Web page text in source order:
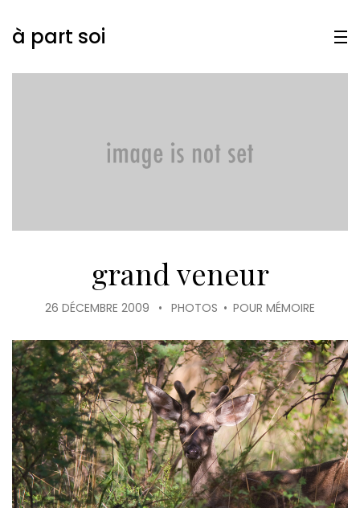
à part soi
grand veneur
26 DÉCEMBRE 2009 • PHOTOS • POUR MÉMOIRE